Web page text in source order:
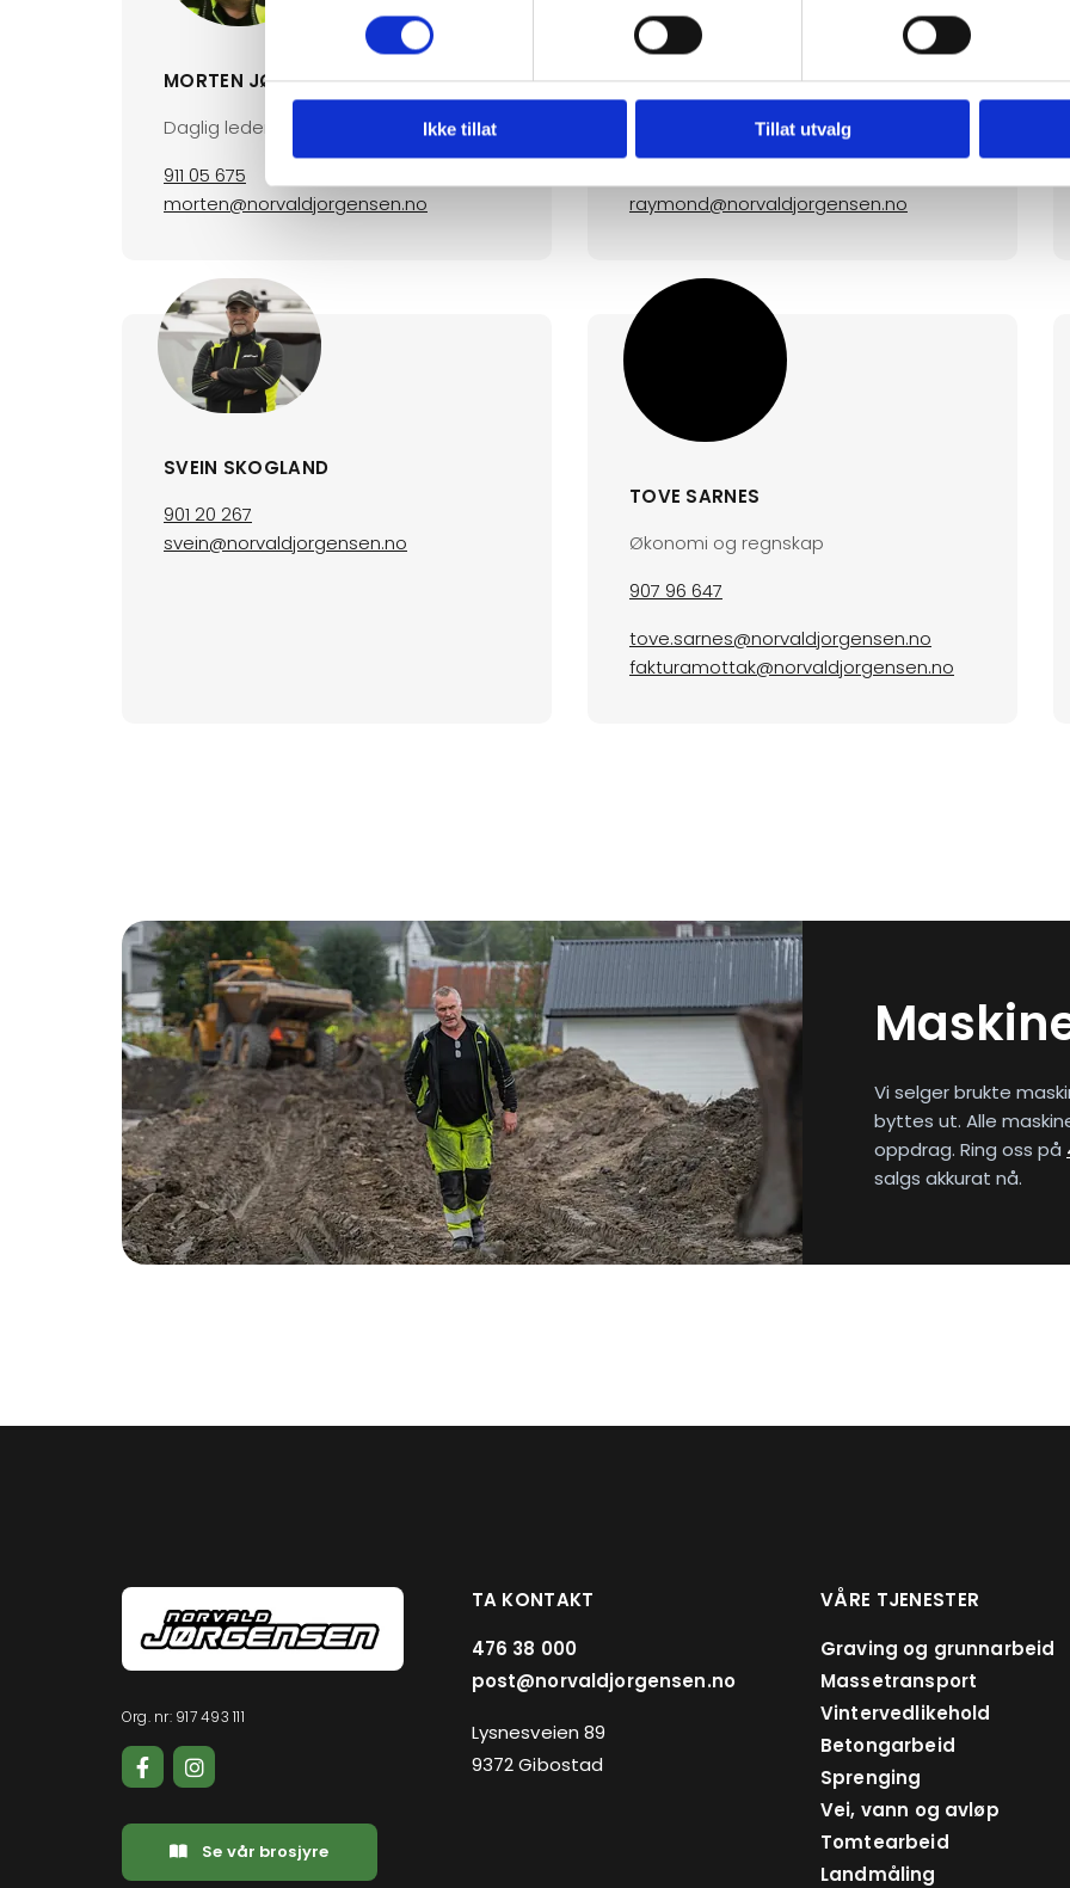
Ikke tillat Tillat utvalg
MORTEN JØRGENSEN
Daglig leder/ faglig leder
911 05 675
morten@norvaldjorgensen.no
RAYMOND RICHARDSEN
raymond@norvaldjorgensen.no
SVEIN SKOGLAND
901 20 267
svein@norvaldjorgensen.no
TOVE SARNES
Økonomi og regnskap
907 96 647
tove.sarnes@norvaldjorgensen.no
fakturamottak@norvaldjorgensen.no
Vi selger brukte
byttes ut. Alle
oppdrag. Ring oss på
salgs akkurat nå.
Org. nr: 917 493 111
Se vår brosjyre
TA KONTAKT
476 38 000
post@norvaldjorgensen.no
Lysnesveien 89
9372 Gibostad
VÅRE TJENESTER
Graving og grunnarbeid
Massetransport
Vintervedlikehold
Betongarbeid
Sprenging
Vei, vann og avløp
Tomtearbeid
Landmåling